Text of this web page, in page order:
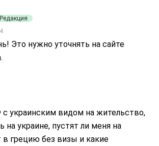
Редакция
Это нужно уточнять на сайте
украинским видом на жительство,
на украине, пустят ли меня на
грецию без визы и какие